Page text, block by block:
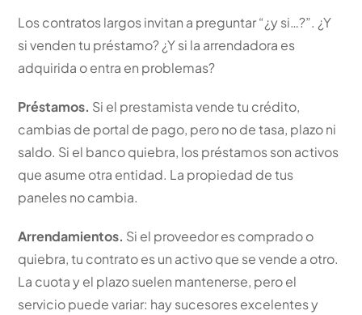
Los contratos largos invitan a preguntar “¿y si…?”. ¿Y
si venden tu préstamo? ¿Y si la arrendadora es
adquirida o entra en problemas?
Préstamos. Si el prestamista vende tu crédito,
cambias de portal de pago, pero no de tasa, plazo ni
saldo. Si el banco quiebra, los préstamos son activos
que asume otra entidad. La propiedad de tus
paneles no cambia.
Arrendamientos. Si el proveedor es comprado o
quiebra, tu contrato es un activo que se vende a otro.
La cuota y el plazo suelen mantenerse, pero el
servicio puede variar: hay sucesores excelentes y